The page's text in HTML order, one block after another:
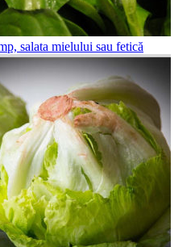
salata mielului sau fetică